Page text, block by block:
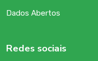
Dados Abertos
Redes sociais